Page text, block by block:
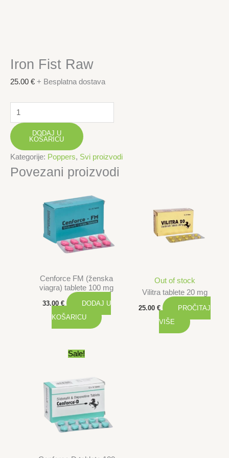
Iron Fist Raw
25.00 € + Besplatna dostava
Iron
Fist
Raw
količina
DODAJ U
KOŠARICU
Kategorije: Poppers, Svi proizvodi
Povezani proizvodi
Cenforce FM (ženska
viagra) tablete 100 mg
33.00 €
DODAJ U
KOŠARICU
Out of stock
Vilitra tablete 20 mg
25.00€
PROČITAJ
VIŠE
Sale!